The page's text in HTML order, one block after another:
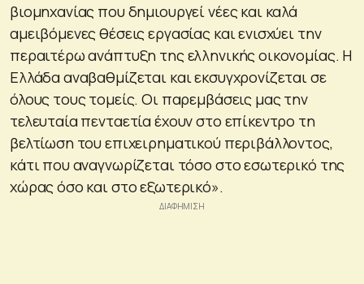
βιομηχανίας που δημιουργεί νέες και καλά
αμειβόμενες θέσεις εργασίας και ενισχύει την
περαιτέρω ανάπτυξη της ελληνικής οικονομίας. Η
Ελλάδα αναβαθμίζεται και εκσυγχρονίζεται σε
όλους τους τομείς. Οι παρεμβάσεις μας την
τελευταία πενταετία έχουν στο επίκεντρο τη
βελτίωση του επιχειρηματικού περιβάλλοντος,
κάτι που αναγνωρίζεται τόσο στο εσωτερικό της
χώρας όσο και στο εξωτερικό».